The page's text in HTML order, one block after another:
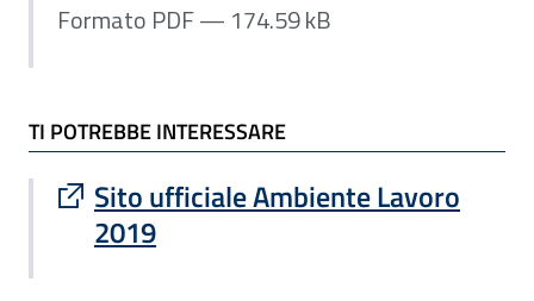
Formato PDF — 174.59 kB
TI POTREBBE INTERESSARE
Sito ufficiale Ambiente Lavoro
2019
Sito esterno : apre una nuova finestra